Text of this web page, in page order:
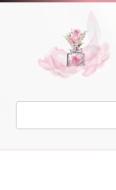
Перейти
Поиск: